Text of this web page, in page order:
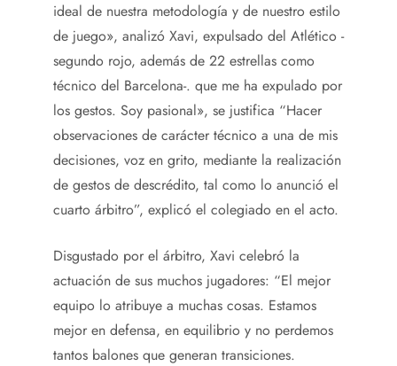
ideal de nuestra metodología y de nuestro estilo
de juego», analizó Xavi, expulsado del Atlético -
segundo rojo, además de 22 estrellas como
técnico del Barcelona-. que me ha expulado por
los gestos. Soy pasional», se justifica “Hacer
observaciones de carácter técnico a una de mis
decisiones, voz en grito, mediante la realización
de gestos de descrédito, tal como lo anunció el
cuarto árbitro”, explicó el colegiado en el acto.
Disgustado por el árbitro, Xavi celebró la
actuación de sus muchos jugadores: “El mejor
equipo lo atribuye a muchas cosas. Estamos
mejor en defensa, en equilibrio y no perdemos
tantos balones que generan transiciones.